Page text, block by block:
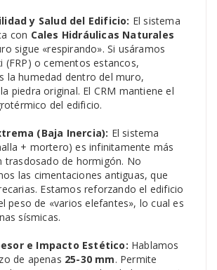
y Salud del Edificio: El sistema
con Cales Hidráulicas Naturales
sigue «respirando». Si usáramos
(FRP) o cementos estancos,
la humedad dentro del muro,
piedra original. El CRM mantiene el
del edificio.
(Baja Inercia): El sistema
+ mortero) es infinitamente más
trasdosado de hormigón. No
las cimentaciones antiguas, que
Estamos reforzando el edificio
peso de «varios elefantes», lo cual es
sísmicas.
e Impacto Estético: Hablamos
de apenas 25-30 mm. Permite